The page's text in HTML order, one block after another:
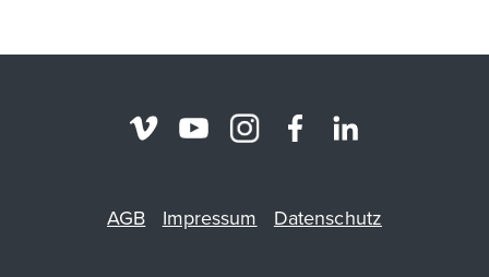
AGB Impressum Datenschutz